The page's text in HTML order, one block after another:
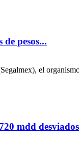
pesos...
el
mdd